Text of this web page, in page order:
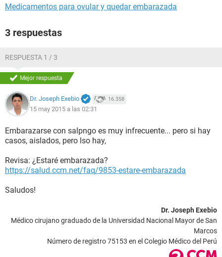
Medicamentos para ovular y quedar embarazada
3 respuestas
RESPUESTA 1 / 3
Mejor respuesta
Dr. Joseph Exebio 16.358
15 may 2015 a las 02:31
Embarazarse con salpngo es muy infrecuente... pero si hay
casos, aislados, pero lso hay,
Revisa: ¿Estaré embarazada?
https://salud.ccm.net/faq/9853-estare-embarazada
Saludos!
Dr. Joseph Exebio
Médico cirujano graduado de la Universidad Nacional Mayor de San
Marcos
Número de registro 75153 en el Colegio Médico del Perú